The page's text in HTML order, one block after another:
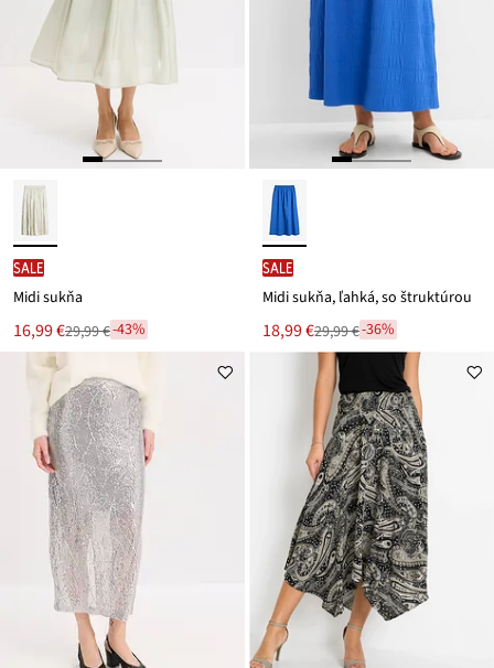
SALE
Midi sukňa
Nová
cena
16,99 €
Zľava
29,99 €
29,99 €-43%
SALE
Midi sukňa, ľahká, so štruktúrou
Nová
cena
18,99 €
Zľava
29,99 €
29,99 €-36%